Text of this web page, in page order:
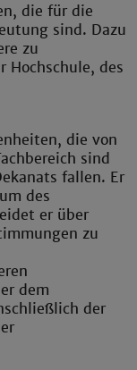
die für die
sind. Dazu
zu
Hochschule, des
die von
sind
fallen. Er
des
er über
zu
dem
der